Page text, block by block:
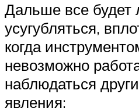
Дальше все будет
усугубляться,
когда
невозможно
наблюдаться
явления: